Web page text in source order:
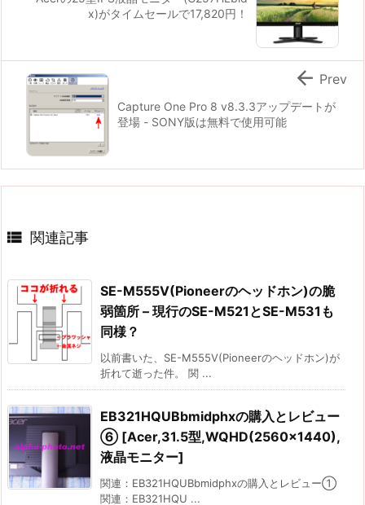
x)がタイムセールで17,820円！
Capture One Pro 8 v8.3.3アップデートが
登場 - SONY版は無料で使用可能
 Prev
 関連記事
SE-M555V(Pioneerのヘッドホン)の脆
弱箇所 – 現行のSE-M521とSE-M531も
同様？
以前書いた、SE-M555V(Pioneerのヘッドホン)が
折れて逝った件。 関 ...
EB321HQUBbmidphxの購入とレビュー
⑥ [Acer,31.5型,WQHD(2560×1440),
液晶モニター]
関連：EB321HQUBbmidphxの購入とレビュー①
関連：EB321HQU ...